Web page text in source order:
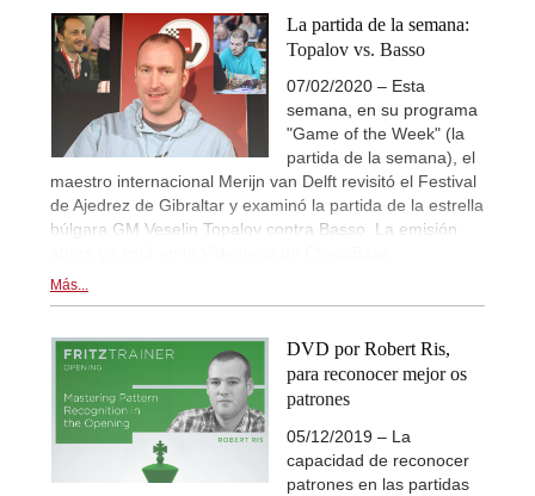
La partida de la semana:
Topalov vs. Basso
07/02/2020 – Esta
semana, en su programa
"Game of the Week" (la
partida de la semana), el
maestro internacional Merijn van Delft revisitó el Festival
de Ajedrez de Gibraltar y examinó la partida de la estrella
búlgara GM Veselin Topalov contra Basso. La emisión
Más...
DVD por Robert Ris,
para reconocer mejor os
patrones
05/12/2019 – La
capacidad de reconocer
patrones en las partidas